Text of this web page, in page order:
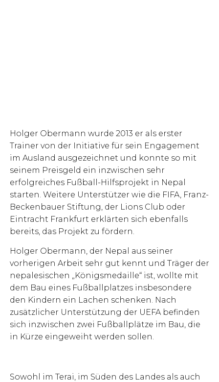
Holger Obermann wurde 2013 er als erster
Trainer von der Initiative für sein Engagement
im Ausland ausgezeichnet und konnte so mit
seinem Preisgeld ein inzwischen sehr
erfolgreiches Fußball-Hilfsprojekt in Nepal
starten. Weitere Unterstützer wie die FIFA, Franz-
Beckenbauer Stiftung, der Lions Club oder
Eintracht Frankfurt erklärten sich ebenfalls
bereits, das Projekt zu fördern.
Holger Obermann, der Nepal aus seiner
vorherigen Arbeit sehr gut kennt und Träger der
nepalesischen „Königsmedaille“ ist, wollte mit
dem Bau eines Fußballplatzes insbesondere
den Kindern ein Lachen schenken. Nach
zusätzlicher Unterstützung der UEFA befinden
sich inzwischen zwei Fußballplätze im Bau, die
in Kürze eingeweiht werden sollen.
Sowohl im Terai, im Süden des Landes als auch